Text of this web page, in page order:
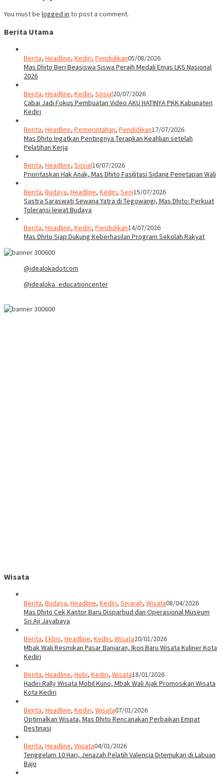
You must be logged in to post a comment.
Berita Utama
Berita, Headline, Kediri, Pendidikan05/08/2026
Mas Dhito Beri Beasiswa Siswa Peraih Medali Emas LKS Nasional
2026
Berita, Headline, Kediri, Sosial20/07/2026
Cabai Jadi Fokus Pembuatan Video AKU HATINYA PKK Kabupaten
Kediri
Berita, Headline, Pemerintahan, Pendidikan17/07/2026
Mas Dhito Ingatkan Pentingnya Terapkan Keahlian setelah
Pelatihan Kerja
Berita, Headline, Sosial16/07/2026
Prioritaskan Hak Anak, Mas Dhito Fasilitasi Sidang Penetapan Wali
Berita, Budaya, Headline, Kediri, Seni15/07/2026
Sastra Saraswati Sewana Yatra di Tegowangi, Mas Dhito: Perkuat
Toleransi lewat Budaya
Berita, Headline, Kediri, Pendidikan14/07/2026
Mas Dhito Siap Dukung Keberhasilan Program Sekolah Rakyat
@idealokadotcom
@idealoka_educationcenter
Wisata
Berita, Budaya, Headline, Kediri, Sejarah, Wisata08/04/2026
Mas Dhito Cek Kantor Baru Disparbud dan Operasional Museum
Sri Aji Jayabaya
Berita, Ekbis, Headline, Kediri, Wisata20/01/2026
Mbak Wali Resmikan Pasar Banjaran, Ikon Baru Wisata Kuliner Kota
Kediri
Berita, Headline, Hobi, Kediri, Wisata18/01/2026
Hadiri Rally Wisata Mobil Kuno, Mbak Wali Ajak Promosikan Wisata
Kota Kediri
Berita, Headline, Kediri, Wisata07/01/2026
Optimalkan Wisata, Mas Dhito Rencanakan Perbaikan Empat
Destinasi
Berita, Headline, Wisata04/01/2026
Tenggelam 10 Hari, Jenazah Pelatih Valencia Ditemukan di Labuan
Bajo